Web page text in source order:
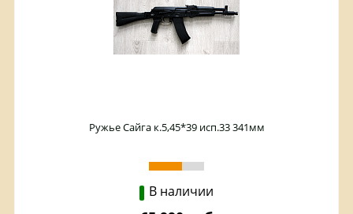
Ружье Сайга к.5,45*39 исп.33 341мм
В наличии